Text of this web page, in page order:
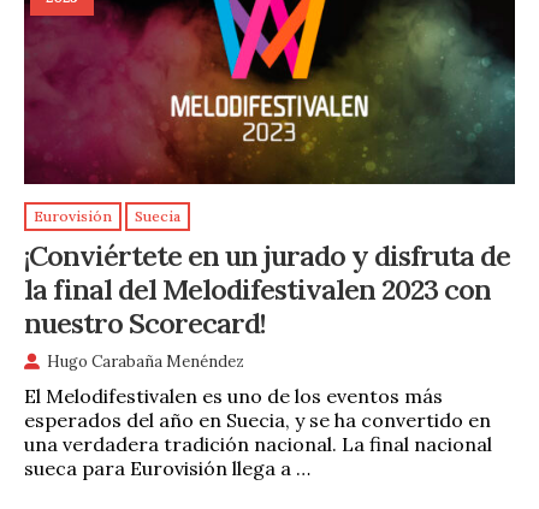
Eurovisión Suecia
¡Conviértete en un jurado y disfruta de
la final del Melodifestivalen 2023 con
nuestro Scorecard!
Hugo Carabaña Menéndez
El Melodifestivalen es uno de los eventos más
esperados del año en Suecia, y se ha convertido en
una verdadera tradición nacional. La final nacional
sueca para Eurovisión llega a …